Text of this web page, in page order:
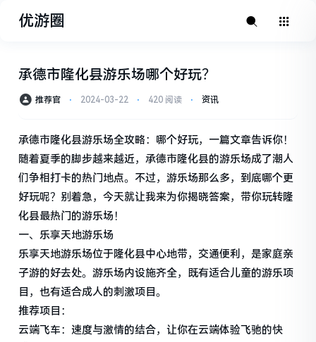
优游圈
承德市隆化县游乐场哪个好玩？
推荐官 ⋅ 2024-03-22 ⋅ 420 阅读 ⋅ 资讯
承德市隆化县游乐场全攻略：哪个好玩，一篇文章告诉你！
随着夏季的脚步越来越近，承德市隆化县的游乐场成了潮人
们争相打卡的热门地点。不过，游乐场那么多，到底哪个更
好玩呢？别着急，今天就让我来为你揭晓答案，带你玩转隆
化县最热门的游乐场！
一、乐享天地游乐场
乐享天地游乐场位于隆化县中心地带，交通便利，是家庭亲
子游的好去处。游乐场内设施齐全，既有适合儿童的游乐项
目，也有适合成人的刺激项目。
推荐项目：
云端飞车：速度与激情的结合，让你在云端体验飞驰的快